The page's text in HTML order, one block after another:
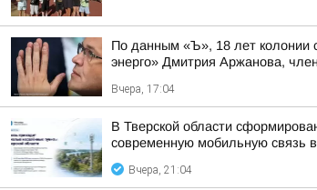
По данным «Ъ», 18 лет колонии
энерго» Дмитрия Аржанова,
Вчера, 17:04
В Тверской области
современную мобильную связь
Вчера, 21:04